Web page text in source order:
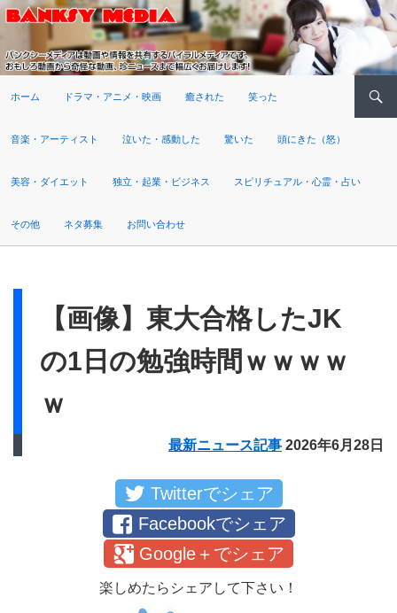
ホーム ドラマ・アニメ・映画 癒された 笑った
音楽・アーティスト 泣いた・感動した 驚いた 頭にきた（怒）
美容・ダイエット 独立・起業・ビジネス スピリチュアル・心霊・占い
その他 ネタ募集 お問い合わせ
【画像】東大合格したJK
の1日の勉強時間ｗｗｗｗ
ｗ
最新ニュース記事 2026年6月28日
Twitterでシェア
Facebookでシェア
Google＋でシェア
楽しめたらシェアして下さい！